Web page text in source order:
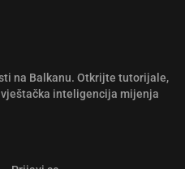
na Balkanu. Otkrijte tutorijale,
inteligencija mijenja